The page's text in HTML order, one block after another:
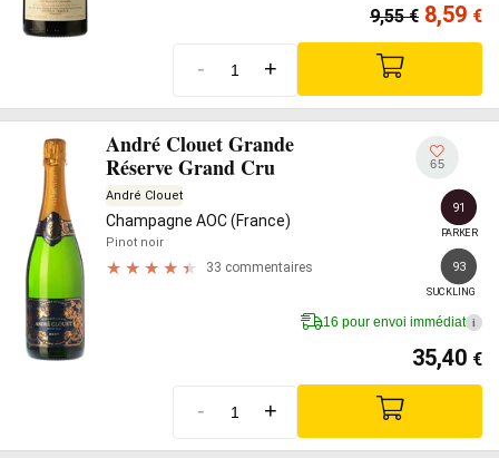
9,55€ 8,59 €
- +
André Clouet Grande
Réserve Grand Cru
André Clouet
Champagne AOC (France)
Pinot noir
33 commentaires
65
91
PARKER
93
SUCKLING
16 pour envoi immédiat i
35,40 €
- +